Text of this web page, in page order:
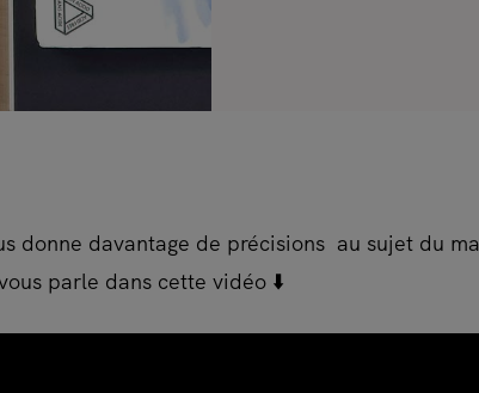
donne davantage de précisions au sujet du
parle dans cette vidéo ⬇️